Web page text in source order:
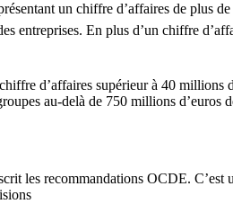
un chiffre d’affaires de plus
entreprises. En plus d’un chiffre
d’affaires supérieur à 40 millions
au-delà de 750 millions d’euros
les recommandations OCDE.